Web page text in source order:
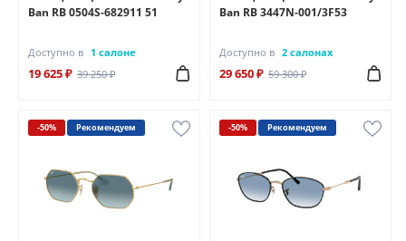
Ban RB 0504S-682911 51
Доступно в 1 салоне
19 625 ₽ 39 250 ₽
Ban RB 3447N-001/3F53
Доступно в 2 салонах
29 650 ₽ 59 300 ₽
-50% Рекомендуем -50% Рекомендуем